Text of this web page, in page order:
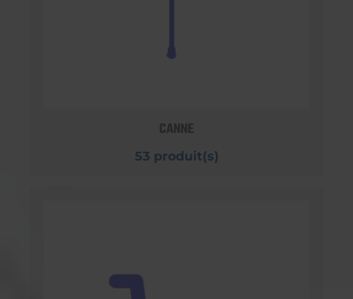
CANNE
53 produit(s)